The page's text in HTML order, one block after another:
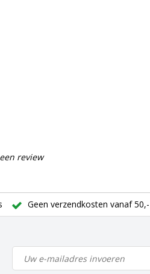
review
Geen verzendkosten vanaf 50,-